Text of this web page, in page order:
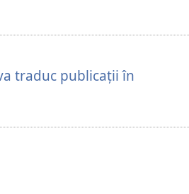
traduc publicații în